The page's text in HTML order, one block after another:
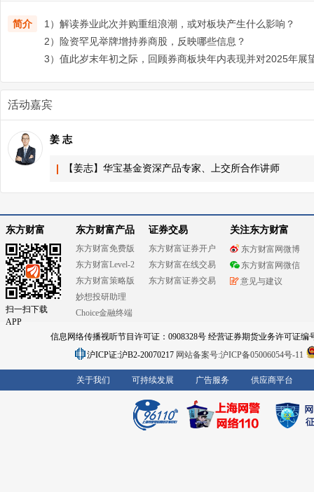
简介
1）解读券业此次并购重组浪潮，或对板块产生什么影响？
2）险资罕见举牌增持券商股，反映哪些信息？
3）值此岁末年初之际，回顾券商板块年内表现并对2025年展
活动嘉宾
姜 志
【姜志】华宝基金资深产品专家、上交所合作讲师
东方财富
扫一扫下载
APP
东方财富产品
东方财富免费版
东方财富Level-2
东方财富策略版
妙想投研助理
Choice金融终端
证券交易
东方财富证券开户
东方财富在线交易
东方财富证券交易
关注东方财富
东方财富网微博
东方财富网微信
意见与建议
信息网络传播视听节目许可证：0908328号 经营证券期货业务许可证编
沪ICP证:沪B2-20070217 网站备案号:沪ICP备05006054号-11
关于我们 可持续发展 广告服务 供应商平台